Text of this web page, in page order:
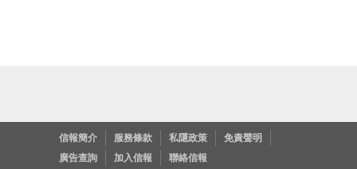
信報簡介 服務條款 私隱政策
免責聲明
廣告查詢
加入信報 聯絡信報